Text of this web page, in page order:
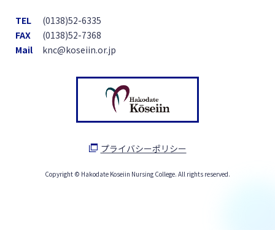
TEL
(0138)52-6335
FAX
(0138)52-7368
Mail
knc@koseiin.or.jp
プライバシーポリシー
Copyright © Hakodate Koseiin Nursing College. All rights reserved.